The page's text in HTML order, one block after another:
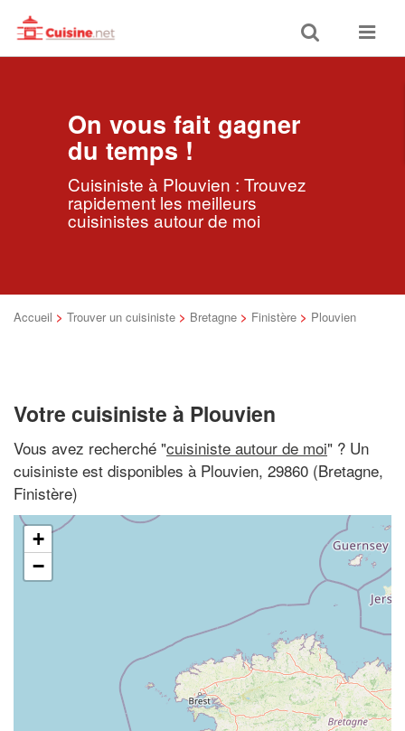
Toggle
search
Toggle
On vous fait gagner
du temps !
Cuisiniste à Plouvien : Trouvez
rapidement les meilleurs
cuisinistes autour de moi
Accueil > Trouver un cuisiniste > Bretagne > Finistère > Plouvien
Votre cuisiniste à Plouvien
Vous avez recherché "cuisiniste autour de moi" ? Un
cuisiniste est disponibles à Plouvien, 29860 (Bretagne,
Finistère)
+
−